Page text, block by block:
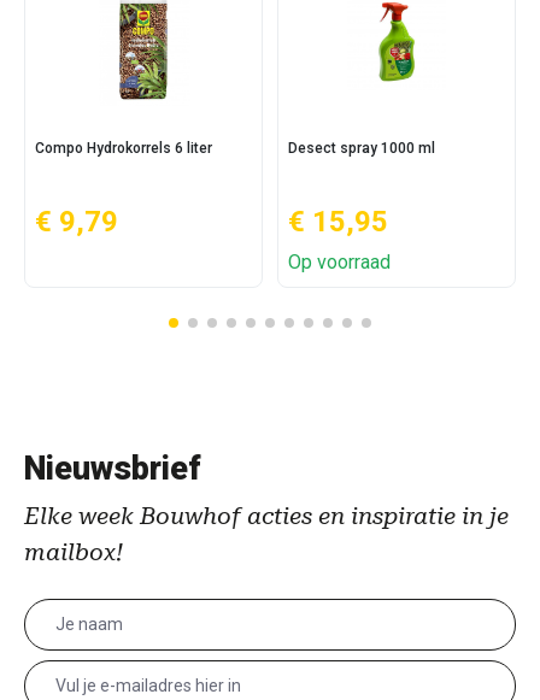
Compo Hydrokorrels 6 liter
€ 9,79
Desect spray 1000 ml
€ 15,95
Op voorraad
Nieuwsbrief
Elke week Bouwhof acties en inspiratie in je
mailbox!